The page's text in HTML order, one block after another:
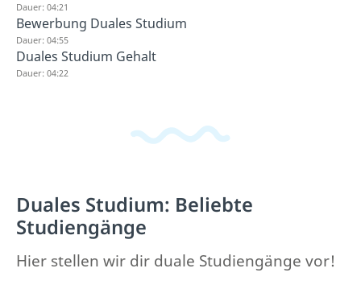
Dauer: 04:21
Bewerbung Duales Studium
Dauer: 04:55
Duales Studium Gehalt
Dauer: 04:22
Duales Studium: Beliebte
Studiengänge
Hier stellen wir dir duale Studiengänge vor!